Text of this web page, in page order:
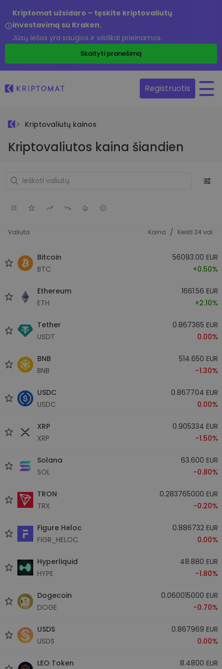
Kriptomat užsidaro – tęskite kriptovaliutų
investavimą su Kraken.
Jūsų lėšos yra saugios ir visiškai prieinamos.
Skaityti pranešimą
Registruotis
Kriptovaliutų kainos
Kriptovaliutos kaina šiandien
Valiuta Kaina / Keisti 24 val.
Bitcoin
BTC
56093.00 EUR
+0.50%
Ethereum
ETH
1661.56 EUR
+2.10%
Tether
USDT
0.867365 EUR
0.00%
BNB
BNB
514.650 EUR
-1.30%
USDC
USDC
0.867704 EUR
0.00%
XRP
XRP
0.905334 EUR
-1.50%
Solana
SOL
63.600 EUR
-0.80%
TRON
TRX
0.283765000 EUR
-0.20%
Figure Heloc
FIGR_HELOC
0.886732 EUR
0.00%
Hyperliquid
HYPE
48.880 EUR
-1.80%
Dogecoin
DOGE
0.060015000 EUR
-0.70%
USDS
USDS
0.867969 EUR
0.00%
LEO Token
8.4800 EUR